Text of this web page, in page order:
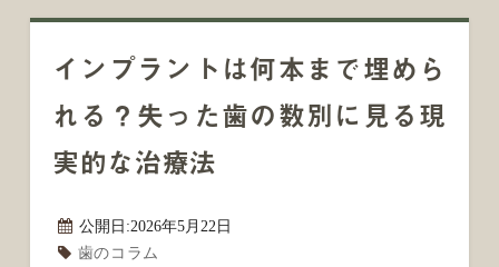
インプラントは何本まで埋めら
れる？失った歯の数別に見る現
実的な治療法
公開日:2026年5月22日
歯のコラム